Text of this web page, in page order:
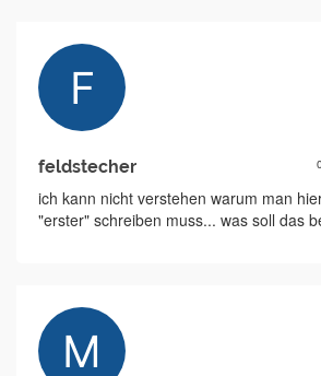
feldstecher
ich kann nicht verstehen warum man
"erster" schreiben muss... was soll das